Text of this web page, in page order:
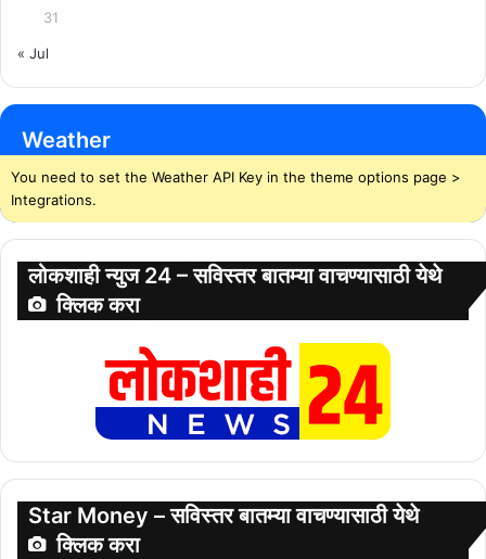
31
« Jul
Weather
You need to set the Weather API Key in the theme options page >
Integrations.
लोकशाही न्युज 24 – सविस्तर बातम्या वाचण्यासाठी येथे
क्लिक करा
Star Money – सविस्तर बातम्या वाचण्यासाठी येथे
क्लिक करा